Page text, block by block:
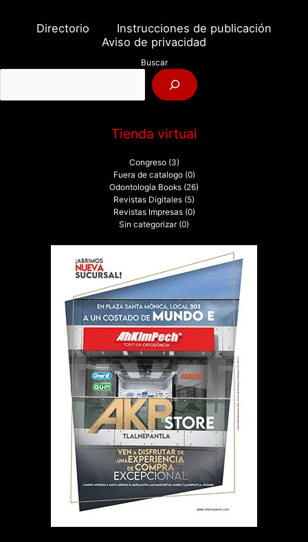
o
:
Directorio
Instrucciones de publicación
Aviso de privacidad
Buscar
Tienda virtual
Congreso (3)
Fuera de catalogo (0)
Odontología Books (26)
Revistas Digitales (5)
Revistas Impresas (0)
Sin categorizar (0)